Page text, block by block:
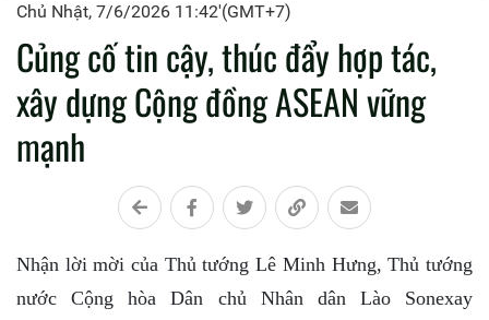
Chủ Nhật, 7/6/2026 11:42'(GMT+7)
Củng cố tin cậy, thúc đẩy hợp tác,
xây dựng Cộng đồng ASEAN vững
mạnh
Nhận lời mời của Thủ tướng Lê Minh Hưng, Thủ tướng
nước Cộng hòa Dân chủ Nhân dân Lào Sonexay